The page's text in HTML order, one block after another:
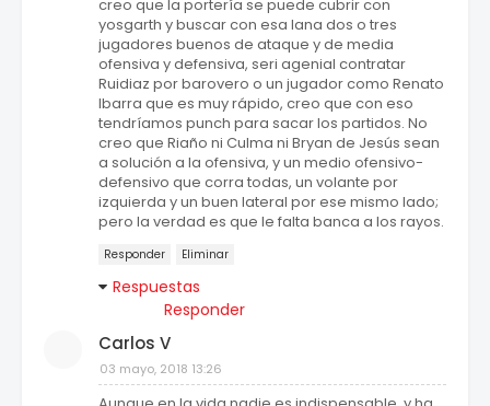
creo que la portería se puede cubrir con
yosgarth y buscar con esa lana dos o tres
jugadores buenos de ataque y de media
ofensiva y defensiva, seri agenial contratar
Ruidiaz por barovero o un jugador como Renato
Ibarra que es muy rápido, creo que con eso
tendríamos punch para sacar los partidos. No
creo que Riaño ni Culma ni Bryan de Jesús sean
a solución a la ofensiva, y un medio ofensivo-
defensivo que corra todas, un volante por
izquierda y un buen lateral por ese mismo lado;
pero la verdad es que le falta banca a los rayos.
Responder Eliminar
Respuestas
Responder
Carlos V
03 mayo, 2018 13:26